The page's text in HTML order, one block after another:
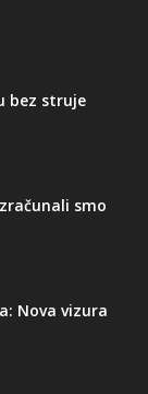
bez struje
smo
Nova vizura